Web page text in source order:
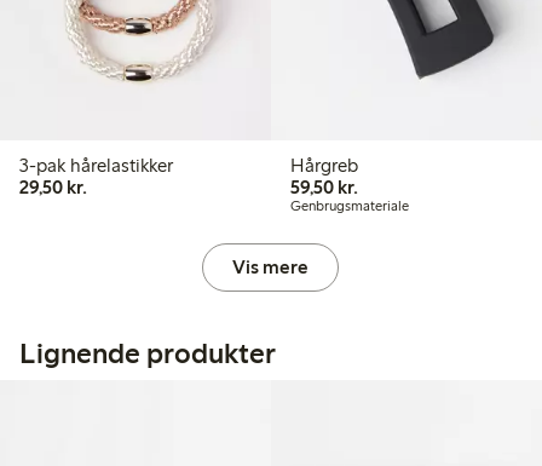
3-pak hårelastikker
29,50 kr.
Hårgreb
59,50 kr.
Genbrugsmateriale
Vis mere
Lignende produkter